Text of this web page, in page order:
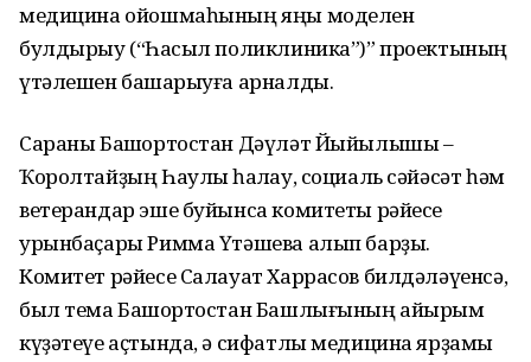
медицина ойошмаһының яңы моделен
булдырыу (“Һаҡсыл поликлиника”)” проектының
үтәлешен башҡарыуға арналды.
Сараны Башҡортостан Дәүләт Йыйылышы –
Ҡоролтайҙың Һаулыҡ һаҡлау, социаль сәйәсәт һәм
ветерандар эше буйынса комитеты рәйесе
урынбаҫары Римма Үтәшева алып барҙы.
Комитет рәйесе Салауат Харрасов билдәләүенсә,
был тема Башҡортостан Башлығының айырым
күҙәтеүе аҫтында, ә сифатлы медицина ярҙамы